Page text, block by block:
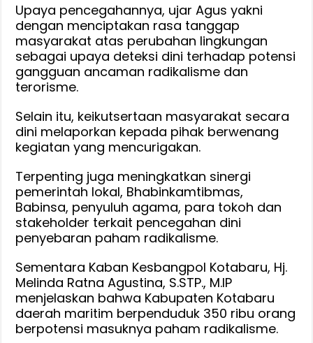
Upaya pencegahannya, ujar Agus yakni
dengan menciptakan rasa tanggap
masyarakat atas perubahan lingkungan
sebagai upaya deteksi dini terhadap potensi
gangguan ancaman radikalisme dan
terorisme.
Selain itu, keikutsertaan masyarakat secara
dini melaporkan kepada pihak berwenang
kegiatan yang mencurigakan.
Terpenting juga meningkatkan sinergi
pemerintah lokal, Bhabinkamtibmas,
Babinsa, penyuluh agama, para tokoh dan
stakeholder terkait pencegahan dini
penyebaran paham radikalisme.
Sementara Kaban Kesbangpol Kotabaru, Hj.
Melinda Ratna Agustina, S.STP., M.IP
menjelaskan bahwa Kabupaten Kotabaru
daerah maritim berpenduduk 350 ribu orang
berpotensi masuknya paham radikalisme.